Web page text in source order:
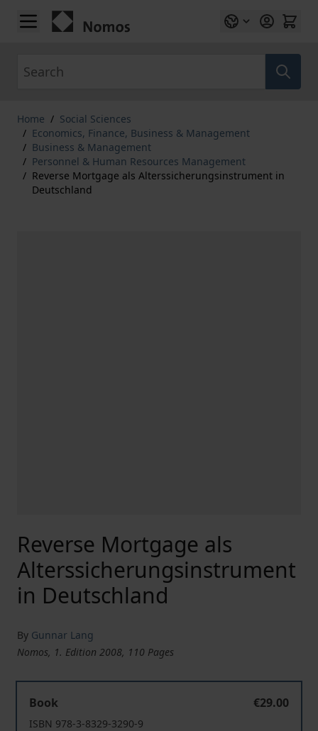
Skip to Content
Home / Social Sciences
/ Economics, Finance, Business & Management
/ Business & Management
/ Personnel & Human Resources Management
/ Reverse Mortgage als Alterssicherungsinstrument in
Deutschland
Reverse Mortgage als
Alterssicherungsinstrument
in Deutschland
By Gunnar Lang
Nomos, 1. Edition 2008, 110 Pages
Book
€29.00
ISBN 978-3-8329-3290-9